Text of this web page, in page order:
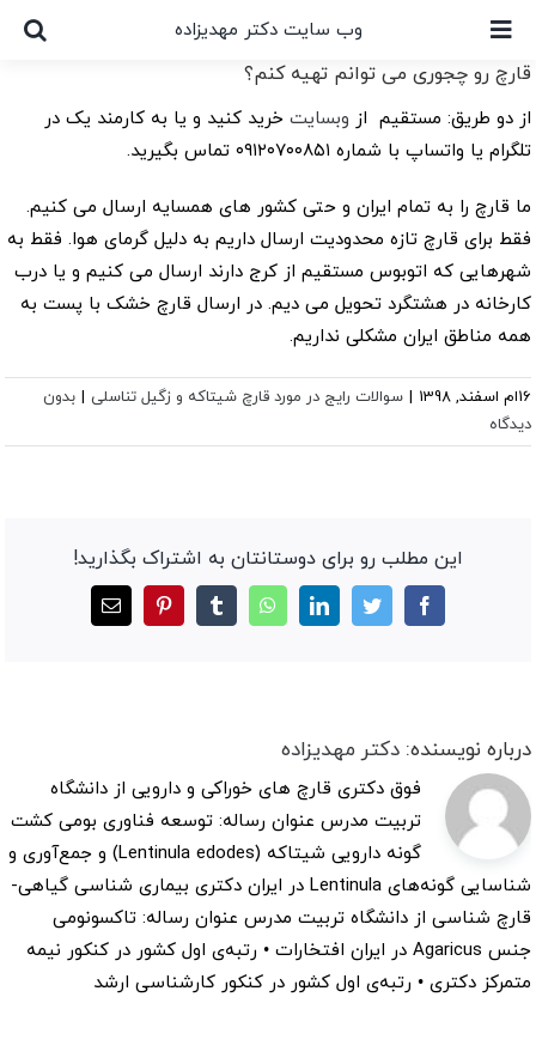
Skip
content
وب سایت دکتر مهدیزاده
قارچ رو چجوری می توانم تهیه کنم؟
از دو طریق: مستقیم از وبسایت خرید کنید و یا به کارمند یک در
تلگرام یا واتساپ با شماره ۰۹۱۲۰۷۰۰۸۵۱ تماس بگیرید.
ما قارچ را به تمام ایران و حتی کشور های همسایه ارسال می کنیم.
فقط برای قارچ تازه محدودیت ارسال داریم به دلیل گرمای هوا. فقط به
شهرهایی که اتوبوس مستقیم از کرج دارند ارسال می کنیم و یا درب
کارخانه در هشتگرد تحویل می دیم. در ارسال قارچ خشک با پست به
همه مناطق ایران مشکلی نداریم.
16ام اسفند, 1398 | سوالات رایج در مورد قارچ شیتاکه و زگیل تناسلی | بدون
دیدگاه
این مطلب رو برای دوستانتان به اشتراک بگذارید!
Facebook
Twitter
LinkedIn
WhatsApp
Tumblr
Pinterestایمیل
درباره نویسنده:دکتر مهدیزاده
فوق دکتری قارچ های خوراکی و دارویی از دانشگاه
تربیت مدرس عنوان رساله: توسعه فناوری بومی کشت
گونه دارویی شیتاکه (Lentinula edodes) و جمع‌آوری و
شناسایی گونه‌های Lentinula در ایران دکتری بیماری شناسی گیاهی-
قارچ شناسی از دانشگاه تربیت مدرس عنوان رساله: تاکسونومی
جنس Agaricus در ایران افتخارات • رتبه‌ی اول کشور در کنکور نیمه
متمرکز دکتری • رتبه‌ی اول کشور در کنکور کارشناسی ارشد